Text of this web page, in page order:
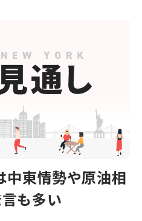
中東情勢や原油相
も多い